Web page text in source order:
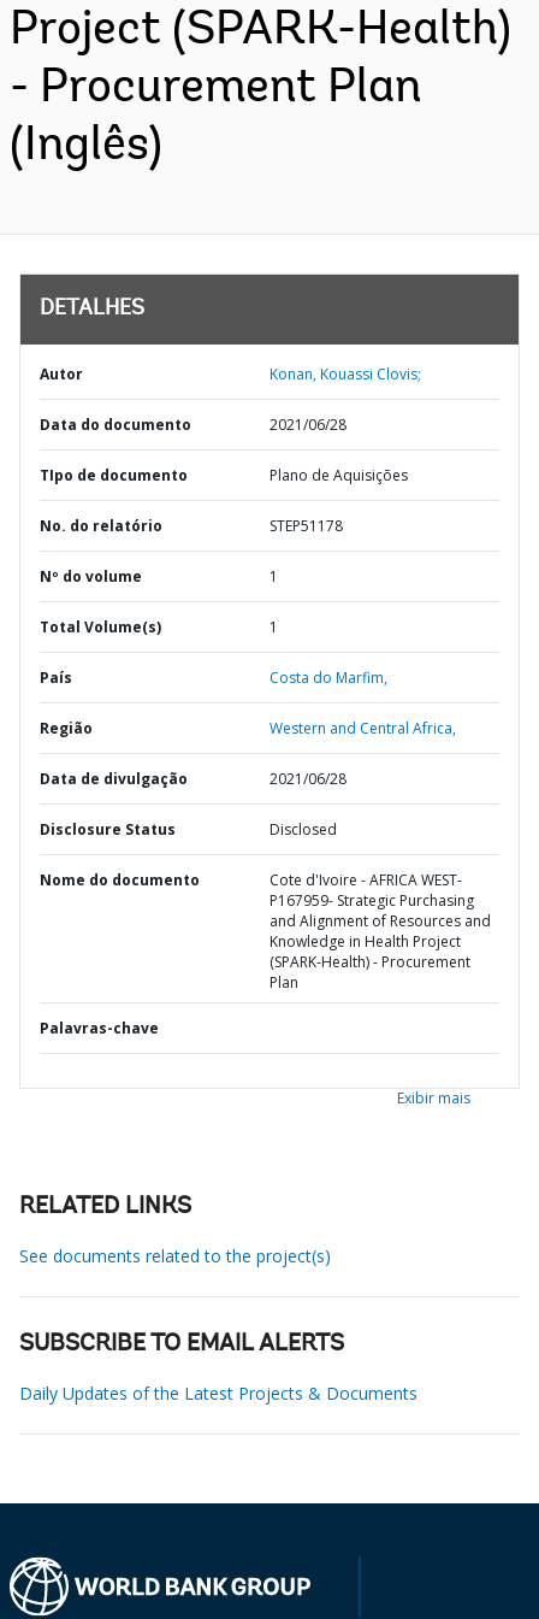
Project (SPARK-Health)
- Procurement Plan
(Inglês)
DETALHES
Autor Konan, Kouassi Clovis;
Data do documento 2021/06/28
TIpo de documento Plano de Aquisições
No. do relatório STEP51178
Nº do volume 1
Total Volume(s) 1
País Costa do Marfim,
Região Western and Central Africa,
Data de divulgação 2021/06/28
Disclosure Status Disclosed
Nome do documento
Cote d'Ivoire - AFRICA WEST-
P167959- Strategic Purchasing
and Alignment of Resources and
Knowledge in Health Project
(SPARK-Health) - Procurement
Plan
Palavras-chave
Exibir mais
RELATED LINKS
See documents related to the project(s)
SUBSCRIBE TO EMAIL ALERTS
Daily Updates of the Latest Projects & Documents